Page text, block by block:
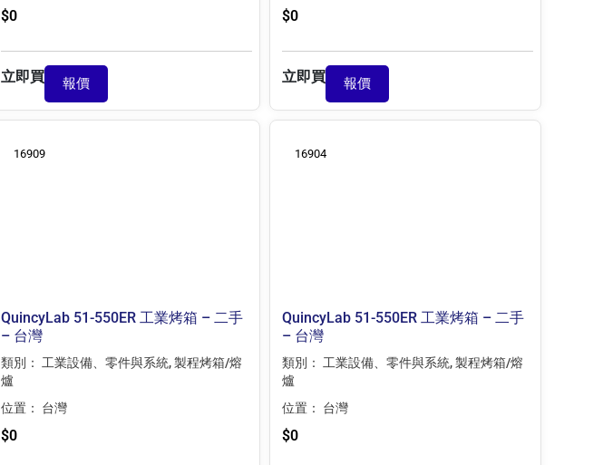
$0
立即買 報價
$0
立即買 報價
16909
QuincyLab 51-550ER 工業烤箱 – 二手
– 台灣
類別： 工業設備、零件與系統,製程烤箱/熔
爐
位置： 台灣
$0
16904
QuincyLab 51-550ER 工業烤箱 – 二手
– 台灣
類別： 工業設備、零件與系統,製程烤箱/熔
爐
位置： 台灣
$0